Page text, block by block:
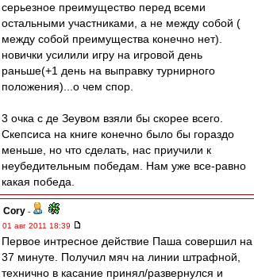
серьезное преимущество перед всеми
остальными участниками, а не между собой (
между собой преимущества конечно нет).
новички усилили игру на игровой день
раньше(+1 день на выправку турнирного
положения)...о чем спор.
3 очка с де Зеувом взяли бы скорее всего.
Скепсиса на книге конечно было бы гораздо
меньше, но что сделать, нас приучили к
неубедительным победам. Нам уже все-равно
какая победа.
Cory -
01 авг 2011 18:39
Первое интресное действие Паша совершил на
37 минуте. Получил мяч на линии штрафной,
технично в касание принял/развернулся и